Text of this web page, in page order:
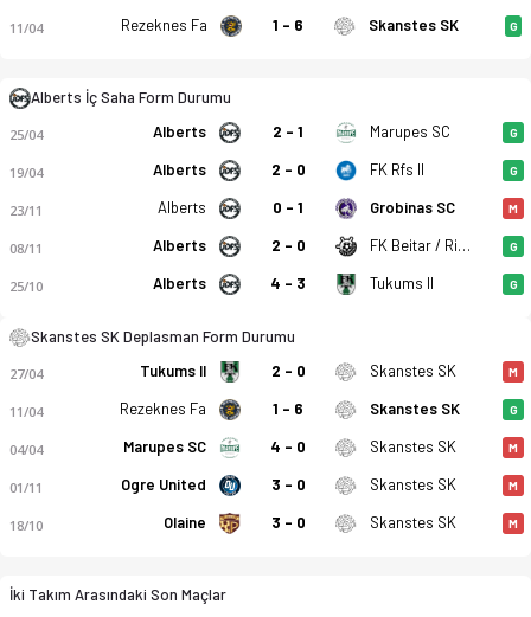
11/04 Rezeknes Fa 1 - 6 Skanstes SK G
Alberts İç Saha Form Durumu
25/04 Alberts 2 - 1 Marupes SC G
19/04 Alberts 2 - 0 FK Rfs II G
23/11 Alberts 0 - 1 Grobinas SC M
08/11 Alberts 2 - 0 FK Beitar / Riga Mariners G
25/10 Alberts 4 - 3 Tukums II G
Skanstes SK Deplasman Form Durumu
27/04 Tukums II 2 - 0 Skanstes SK M
11/04 Rezeknes Fa 1 - 6 Skanstes SK G
04/04 Marupes SC 4 - 0 Skanstes SK M
01/11 Ogre United 3 - 0 Skanstes SK M
18/10 Olaine 3 - 0 Skanstes SK M
İki Takım Arasındaki Son Maçlar